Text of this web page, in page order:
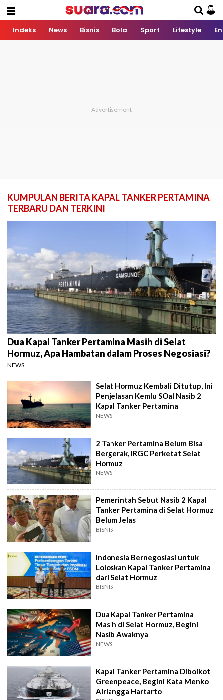
Indeks News Bisnis Bola Sport Lifestyle
KUMPULAN BERITA KAPAL TANKER PERTAMINA
TERBARU DAN TERKINI
Dua Kapal Tanker Pertamina Masih di Selat
Hormuz, Apa Hambatan dalam Proses Negosiasi?
NEWS
Selat Hormuz Kembali Ditutup, Ini
Penjelasan Kemlu SOal Nasib 2
Kapal Tanker Pertamina
NEWS
2 Tanker Pertamina Belum Bisa
Bergerak, IRGC Perketat Selat
Hormuz
NEWS
Pemerintah Sebut Nasib 2 Kapal
Tanker Pertamina di Selat Hormuz
Belum Jelas
BISNIS
Indonesia Bernegosiasi untuk
Loloskan Kapal Tanker Pertamina
dari Selat Hormuz
BISNIS
Dua Kapal Tanker Pertamina
Masih di Selat Hormuz, Begini
Nasib Awaknya
NEWS
Kapal Tanker Pertamina Diboikot
Greenpeace, Begini Kata Menko
Airlangga Hartarto